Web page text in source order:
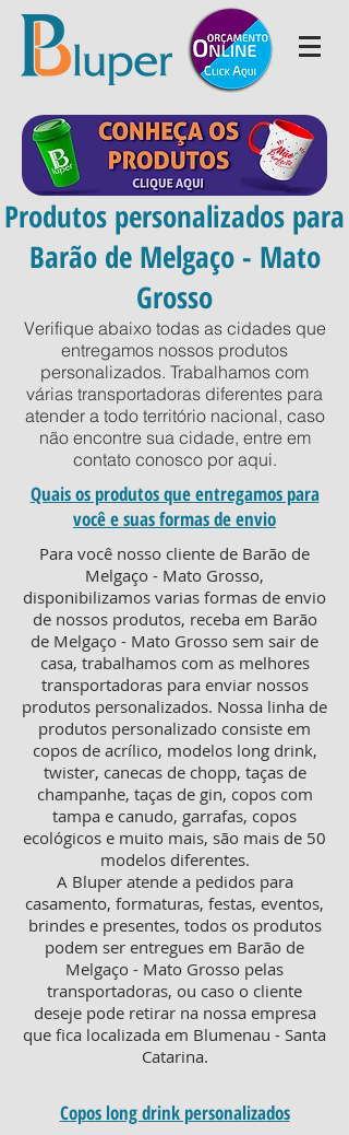
Produtos personalizados para
Barão de Melgaço - Mato
Grosso
Verifique abaixo todas as cidades que
entregamos nossos produtos
personalizados. Trabalhamos com
várias transportadoras diferentes para
atender a todo território nacional, caso
não encontre sua cidade, entre em
contato conosco por aqui.
Para você nosso cliente de Barão de
Melgaço - Mato Grosso,
disponibilizamos varias formas de envio
de nossos produtos, receba em Barão
de Melgaço - Mato Grosso sem sair de
casa, trabalhamos com as melhores
transportadoras para enviar nossos
produtos personalizados. Nossa linha de
produtos personalizado consiste em
copos de acrílico, modelos long drink,
twister, canecas de chopp, taças de
champanhe, taças de gin, copos com
tampa e canudo, garrafas, copos
ecológicos e muito mais, são mais de 50
modelos diferentes.
A Bluper atende a pedidos para
casamento, formaturas, festas, eventos,
brindes e presentes, todos os produtos
podem ser entregues em Barão de
Melgaço - Mato Grosso pelas
transportadoras, ou caso o cliente
deseje pode retirar na nossa empresa
que fica localizada em Blumenau - Santa
Catarina.
Quais os produtos que entregamos para
você e suas formas de envio
Copos long drink personalizados